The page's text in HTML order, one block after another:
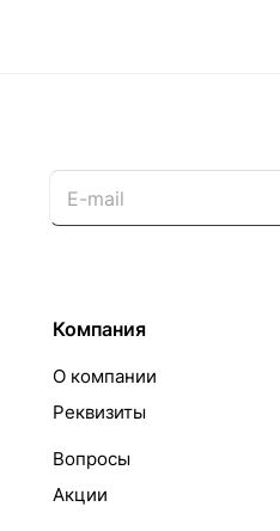
Компания
О компании
Реквизиты
Вопросы
Акции